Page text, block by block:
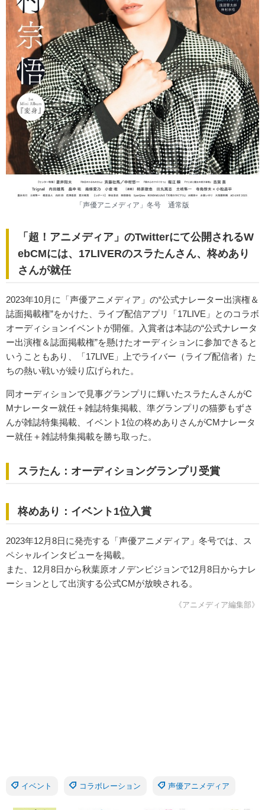
「声優アニメディア」冬号 通常版
「超！アニメディア」のTwitterにて公開されるW
ebCMには、17LIVERのスラたんさん、柊めあり
さんが就任
2023年10月に「声優アニメディア」の“公式ナレーター出演権＆
誌面掲載権”をかけた、ライブ配信アプリ「17LIVE」とのコラボ
オーディションイベントが開催。入賞者は本誌の“公式ナレータ
ー出演権＆誌面掲載権”を懸けたオーディションに参加できると
いうこともあり、「17LIVE」上でライバー（ライブ配信者）た
ちの熱い戦いが繰り広げられた。
同オーディションで見事グランプリに輝いたスラたんさんがC
Mナレーター就任＋雑誌特集掲載、準グランプリの猫夢もずさ
んが雑誌特集掲載、イベント1位の柊めありさんがCMナレータ
ー就任＋雑誌特集掲載を勝ち取った。
スラたん：オーディショングランプリ受賞
柊めあり：イベント1位入賞
2023年12月8日に発売する「声優アニメディア」冬号では、ス
ペシャルインタビューを掲載。
また、12月8日から秋葉原オノデンビジョンで12月8日からナレ
ーションとして出演する公式CMが放映される。
《アニメディア編集部》
イベント コラボレーション 声優アニメディア